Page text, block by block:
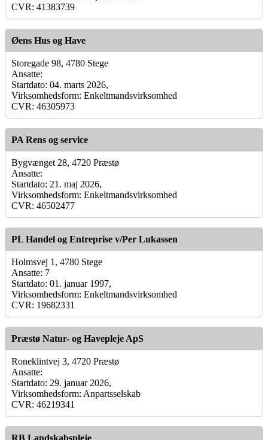
CVR: 41383739
Øens Hus og Have
Storegade 98, 4780 Stege
Ansatte:
Startdato: 04. marts 2026,
Virksomhedsform: Enkeltmandsvirksomhed
CVR: 46305973
PA Rens og service
Bygvænget 28, 4720 Præstø
Ansatte:
Startdato: 21. maj 2026,
Virksomhedsform: Enkeltmandsvirksomhed
CVR: 46502477
PL Handel og Entreprise v/Per Lukassen
Holmsvej 1, 4780 Stege
Ansatte: 7
Startdato: 01. januar 1997,
Virksomhedsform: Enkeltmandsvirksomhed
CVR: 19682331
Præstø Natur- og Havepleje ApS
Roneklintvej 3, 4720 Præstø
Ansatte:
Startdato: 29. januar 2026,
Virksomhedsform: Anpartsselskab
CVR: 46219341
RB Landskabspleje